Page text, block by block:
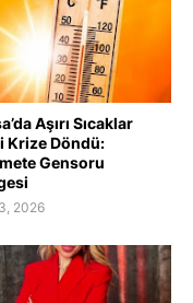
Aşırı Sıcaklar
Krize Döndü:
Gensoru
2026